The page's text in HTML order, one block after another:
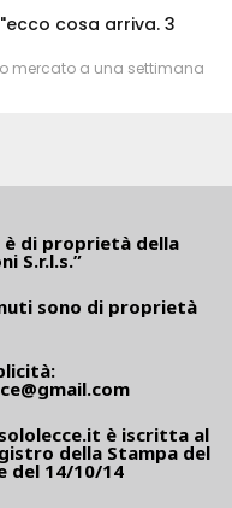
"ecco cosa arriva. 3
mercato a una settimana
è di proprietà della
S.r.l.s.”
sono di proprietà
è iscritta al
della Stampa del
del 14/10/14